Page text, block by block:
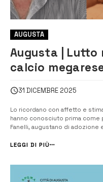
AUGUSTA
Augusta | Lutto
calcio
31 DICEMBRE 2025
Lo ricordano con affetto e
hanno conosciuto prima come
Fanelli, augustano di adozione
squadra che sotto la guida di
LEGGI DI PIÙ